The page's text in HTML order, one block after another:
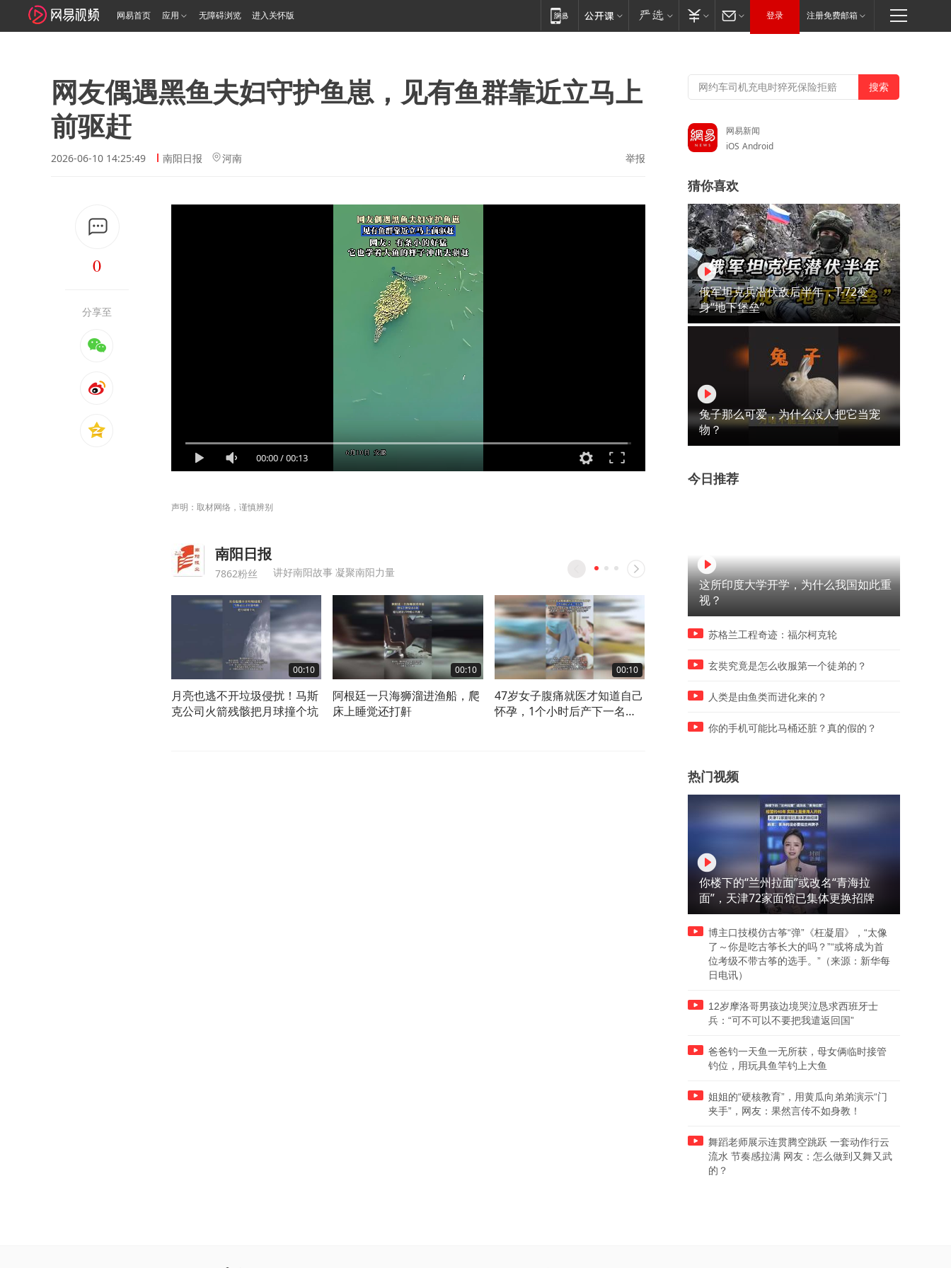
网易首页 应用 无障碍浏览 进入关怀版 登录 注册免费邮箱
网友偶遇黑鱼夫妇守护鱼崽，见有鱼群靠近立马上
前驱赶
2026-06-10 14:25:49 南阳日报 河南 举报
0
分享至
00:00/00:13
声明：取材网络，谨慎辨别
南阳日报
7862粉丝 讲好南阳故事 凝聚南阳力量
00:10
月亮也逃不开垃圾侵扰！马斯
克公司火箭残骸把月球撞个坑
00:10
阿根廷一只海狮溜进渔船，爬
床上睡觉还打鼾
00:10
47岁女子腹痛就医才知道自己
怀孕，1个小时后产下一名女
00:10
1岁宝宝碰坏纸巾盒，宝妈被
“不要以为信用卡在你手里就
14岁女儿买大牌 不是钱的问
网易新闻
iOS Android
猜你喜欢
俄军坦克兵潜伏敌后半年，T-72变
身“地下堡垒”
兔子那么可爱，为什么没人把它当宠
物？
今日推荐
这所印度大学开学，为什么我国如此重
视？
苏格兰工程奇迹：福尔柯克轮
玄奘究竟是怎么收服第一个徒弟的？
人类是由鱼类而进化来的？
你的手机可能比马桶还脏？真的假的？
热门视频
你楼下的“兰州拉面”或改名“青海拉
面”，天津72家面馆已集体更换招牌
博主口技模仿古筝“弹”《枉凝眉》，“太像
了～你是吃古筝长大的吗？”“或将成为首
位考级不带古筝的选手。”（来源：新华每
日电讯）
12岁摩洛哥男孩边境哭泣恳求西班牙士
兵：“可不可以不要把我遣返回国”
爸爸钓一天鱼一无所获，母女俩临时接管
钓位，用玩具鱼竿钓上大鱼
姐姐的“硬核教育”，用黄瓜向弟弟演示“门
夹手”，网友：果然言传不如身教！
舞蹈老师展示连贯腾空跳跃 一套动作行云
流水 节奏感拉满 网友：怎么做到又舞又武
的？